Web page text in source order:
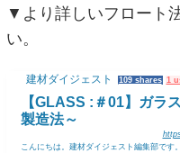
▼より詳しいフロート
い。
建材ダイジェスト 109 shares 1
【GLASS :＃01】ガラ
製造法～
こんにちは。建材ダイジェスト編集部です